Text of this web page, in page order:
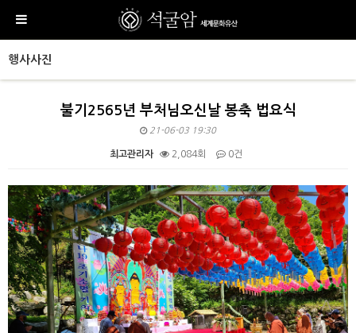
행사사진
불기2565년 부처님오신날 봉축 법요식
21-06-03 19:30
최고관리자 2,084회 0건
본문